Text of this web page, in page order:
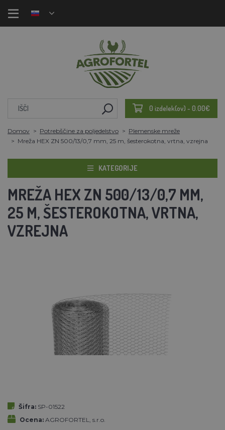
0 izdelek(ov) - 0.00€
Domov Potrebščine za poljedelstvo
Plemenske mreže
Mreža HEX ZN 500/13/0,7 mm, 25 m, šesterokotna, vrtna, vzrejna
KATEGORIJE
MREŽA HEX ZN 500/13/0,7 MM,
25 M, ŠESTEROKOTNA, VRTNA,
VZREJNA
Šifra: SP-01522
Ocena: AGROFORTEL, s.r.o.